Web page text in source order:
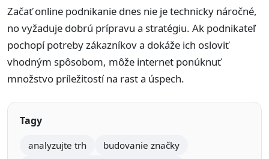
Začať online podnikanie dnes nie je technicky náročné,
no vyžaduje dobrú prípravu a stratégiu. Ak podnikateľ
pochopí potreby zákazníkov a dokáže ich osloviť
vhodným spôsobom, môže internet ponúknuť
množstvo príležitostí na rast a úspech.
Tagy
analyzujte trh
budovanie značky